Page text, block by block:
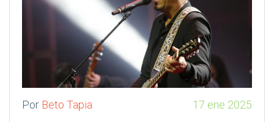
Por Beto Tapia 17 ene 2025